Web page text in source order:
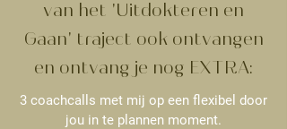
van het 'Uitdokteren en
Gaan' traject ook ontvangen
en ontvang je nog EXTRA:
3 coachcalls met mij op een flexibel door
jou in te plannen moment.